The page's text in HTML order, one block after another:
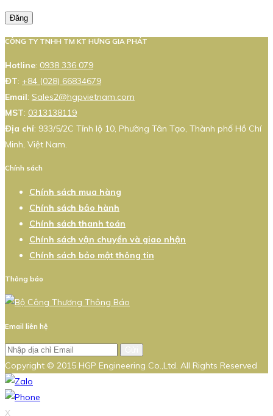
Đăng
CÔNG TY TNHH TM KT HƯNG GIA PHÁT
Hotline: 0938 336 079
ĐT: +84 (028) 66834679
Email: Sales2@hgpvietnam.com
MST: 0313138119
Địa chỉ: 933/5/2C Tỉnh lộ 10, Phường Tân Tạo, Thành phố Hồ Chí
Minh, Việt Nam.
Chính sách
Chính sách mua hàng
Chính sách bảo hành
Chính sách thanh toán
Chính sách vận chuyển và giao nhận
Chính sách bảo mật thông tin
Thông báo
Email liên hệ
Copyright © 2015 HGP Engineering Co.,Ltd. All Rights Reserved
X